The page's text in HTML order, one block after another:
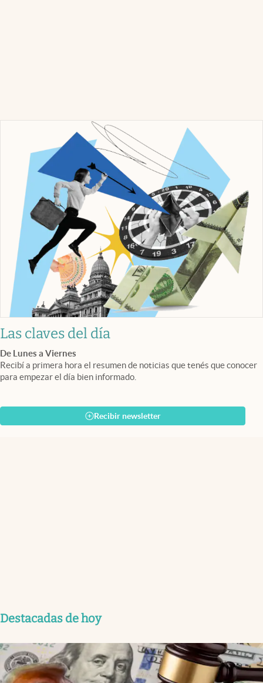
Las claves del día
De Lunes a Viernes
Recibí a primera hora el resumen de noticias que tenés que conocer
para empezar el día bien informado.
Recibir newsletter
Destacadas de hoy